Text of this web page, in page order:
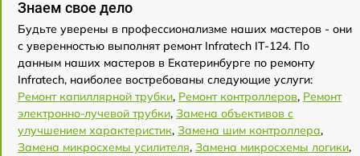
Знаем свое дело
Будьте уверены в профессионализме наших мастеров - они
с уверенностью выполнят ремонт Infratech IT-124. По
данным наших мастеров в Екатеринбурге по ремонту
Infratech, наиболее востребованы следующие услуги:
Ремонт капиллярной трубки, Ремонт контроллеров, Ремонт
электронно-лучевой трубки, Замена объективов с
улучшением характеристик, Замена шим контроллера,
Замена микросхемы усилителя, Замена микросхемы логики,